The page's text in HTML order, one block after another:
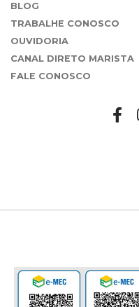
BLOG
TRABALHE CONOSCO
OUVIDORIA
CANAL DIRETO MARISTA
FALE CONOSCO